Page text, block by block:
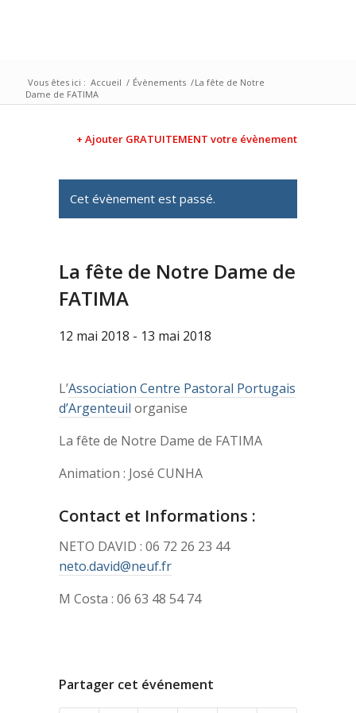
Vous êtes ici : Accueil / Évènements /La fête de Notre
Dame de FATIMA
+ Ajouter GRATUITEMENT votre évènement
Cet évènement est passé.
La fête de Notre Dame de
FATIMA
12 mai 2018 - 13 mai 2018
L’Association Centre Pastoral Portugais
d’Argenteuil organise
La fête de Notre Dame de FATIMA
Animation : José CUNHA
Contact et Informations :
NETO DAVID : 06 72 26 23 44
neto.david@neuf.fr
M Costa : 06 63 48 54 74
Partager cet événement